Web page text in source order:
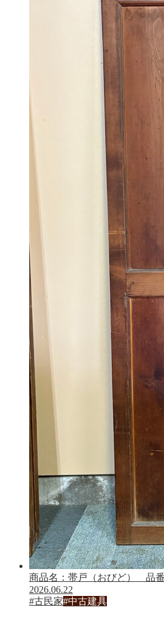
商品名：帯戸（おびど） 品番
2026.06.22
#古民家#中古建具